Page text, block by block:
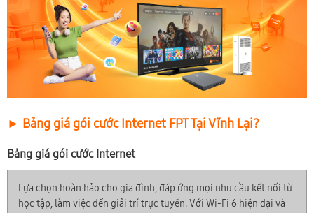
► Bảng giá gói cước Internet FPT Tại Vĩnh Lại?
Bảng giá gói cước Internet
Lựa chọn hoàn hảo cho gia đình, đáp ứng mọi nhu cầu kết nối từ
học tập, làm việc đến giải trí trực tuyến. Với Wi-Fi 6 hiện đại và